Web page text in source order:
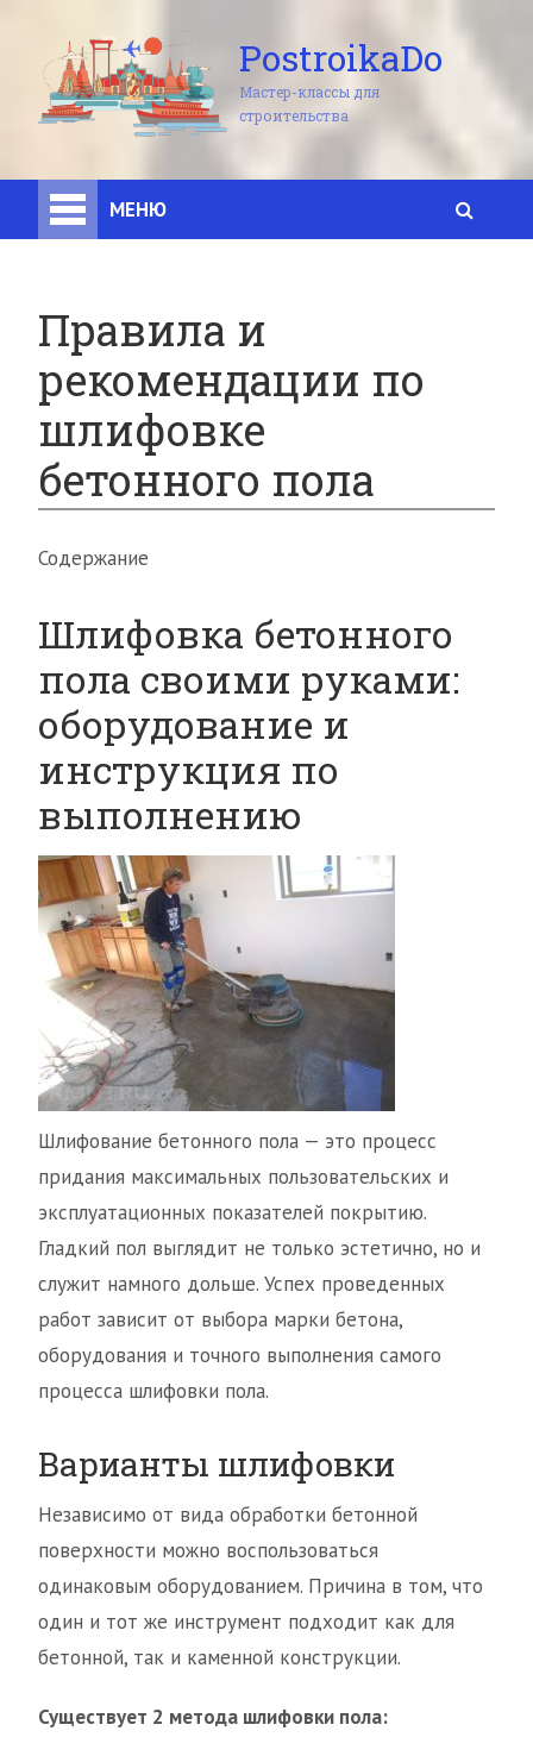
PostroikaDo
Мастер-классы для
строительства
МЕНЮ
Правила и
рекомендации по
шлифовке
бетонного пола
Содержание
Шлифовка бетонного
пола своими руками:
оборудование и
инструкция по
выполнению
Шлифование бетонного пола — это процесс
придания максимальных пользовательских и
эксплуатационных показателей покрытию.
Гладкий пол выглядит не только эстетично, но и
служит намного дольше. Успех проведенных
работ зависит от выбора марки бетона,
оборудования и точного выполнения самого
процесса шлифовки пола.
Варианты шлифовки
Независимо от вида обработки бетонной
поверхности можно воспользоваться
одинаковым оборудованием. Причина в том, что
один и тот же инструмент подходит как для
бетонной, так и каменной конструкции.
Существует 2 метода шлифовки пола: